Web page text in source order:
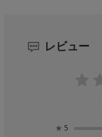
レビュー
★ 5